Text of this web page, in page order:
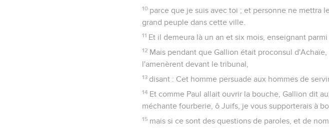
10 parce que je suis avec toi ; et personne ne mettra
grand peuple dans cette ville.
11 Et il demeura là un an et six mois, enseignant
12 Mais pendant que Gallion était proconsul
l'amenèrent devant le tribunal,
13 disant : Cet homme persuade aux hommes de
14 Et comme Paul allait ouvrir la bouche, Gallion dit
méchante fourberie, ô Juifs, je vous supporterais à
15 mais si ce sont des questions de paroles, et de